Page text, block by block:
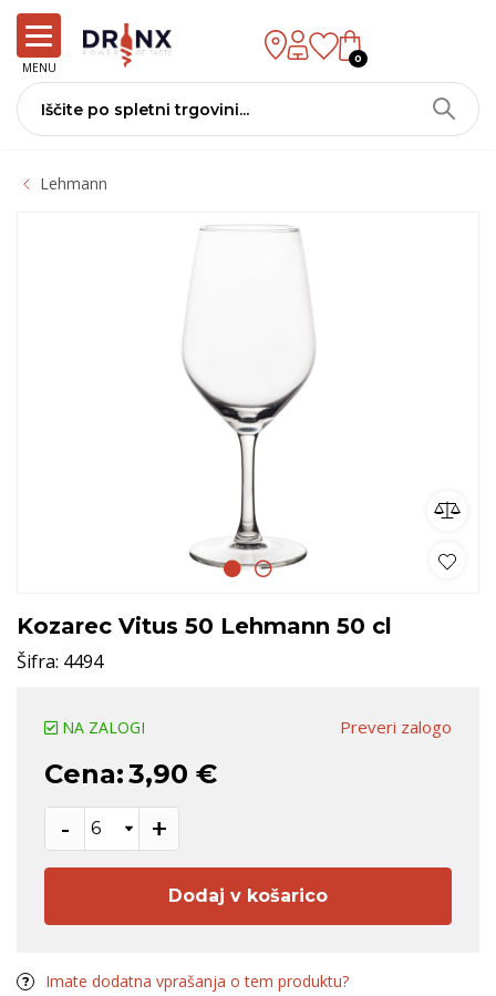
MENU
0
Lehmann
Kozarec Vitus 50 Lehmann 50 cl
Šifra: 4494
Preveri zalogo
NA ZALOGI
Cena:3,90 €
- +
Dodaj v košarico
Imate dodatna vprašanja o tem produktu?